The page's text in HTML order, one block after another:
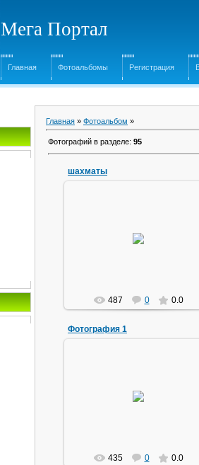
Мега Портал
Главная Фотоальбомы Регистрация
Главная » Фотоальбом »
Фотографий в разделе: 95
шахматы
не реально, но нириально
красиво))
487 0 0.0
Фотография 1
435 0 0.0